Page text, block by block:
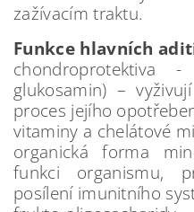
zažívacím traktu.
Funkce hlavních
chondroprotektiva
glukosamin) –
proces jejího
vitaminy a chelátové
organická forma
funkci organismu,
posílení imunitního